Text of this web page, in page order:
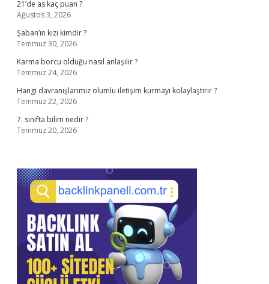
21’de as kaç puan ?
Ağustos 3, 2026
Şaban’ın kızı kimdir ?
Temmuz 30, 2026
Karma borcu olduğu nasıl anlaşılır ?
Temmuz 24, 2026
Hangi davranışlarımız olumlu iletişim kurmayı kolaylaştırır ?
Temmuz 22, 2026
7. sınıfta bilim nedir ?
Temmuz 20, 2026